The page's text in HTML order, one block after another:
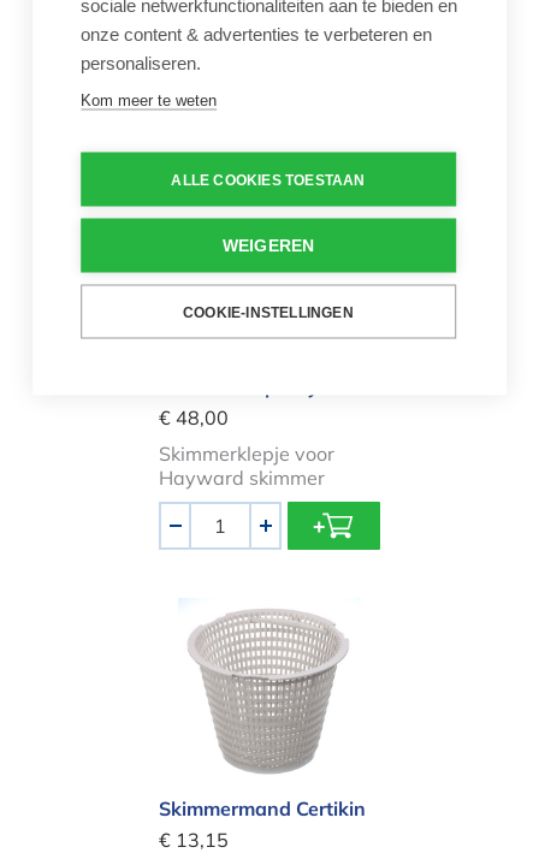
Skimmermandje voor
Procopi skimmer
Aantal
-
Skimmerklep Hayward
€ 48,00
Skimmerklepje voor
Hayward skimmer
+
Skimmermand Certikin
Skimmermand Certikin
€ 13,15
sociale netwerkfunctionaliteiten aan te bieden en
onze content & advertenties te verbeteren en
personaliseren.
Kom meer te weten
ALLE COOKIES TOESTAAN
WEIGEREN
COOKIE-INSTELLINGEN